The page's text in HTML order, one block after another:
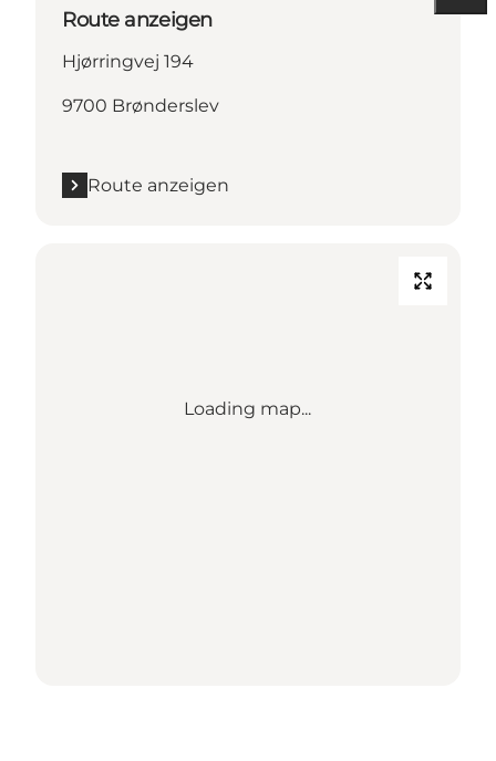
Route anzeigen
Hjørringvej 194
9700 Brønderslev
Route anzeigen
Loading map...